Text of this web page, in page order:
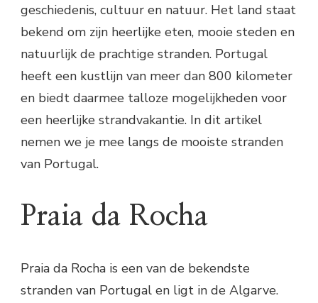
geschiedenis, cultuur en natuur. Het land staat
bekend om zijn heerlijke eten, mooie steden en
natuurlijk de prachtige stranden. Portugal
heeft een kustlijn van meer dan 800 kilometer
en biedt daarmee talloze mogelijkheden voor
een heerlijke strandvakantie. In dit artikel
nemen we je mee langs de mooiste stranden
van Portugal.
Praia da Rocha
Praia da Rocha is een van de bekendste
stranden van Portugal en ligt in de Algarve.